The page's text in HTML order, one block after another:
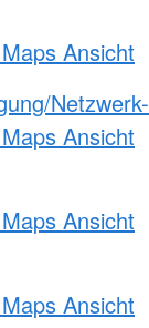
Ansicht
Netzwerk-
Ansicht
Ansicht
Ansicht